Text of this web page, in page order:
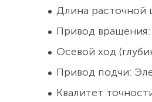
Длина расточной
Привод
Осевой ход
Привод подчи:
Квалитет